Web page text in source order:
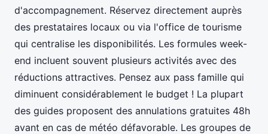
d'accompagnement. Réservez directement auprès
des prestataires locaux ou via l'office de tourisme
qui centralise les disponibilités. Les formules week-
end incluent souvent plusieurs activités avec des
réductions attractives. Pensez aux pass famille qui
diminuent considérablement le budget ! La plupart
des guides proposent des annulations gratuites 48h
avant en cas de météo défavorable. Les groupes de